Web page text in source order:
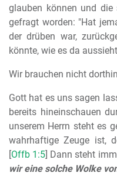
glauben können und
gefragt worden: "Hat
der drüben war,
könnte, wie es da
Wir brauchen nicht
Gott hat es uns sagen
bereits hineinschauen
unserem Herrn steht es
wahrhaftige Zeuge ist,
[Offb 1:5] Dann steht
wir eine solche Wolke